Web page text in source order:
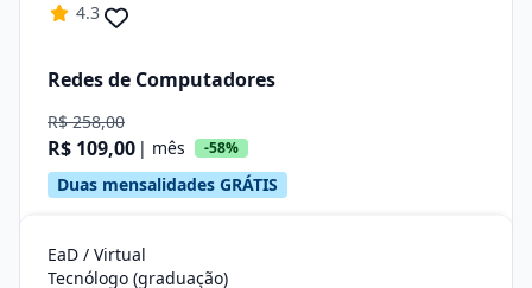
4.3
Redes de Computadores
R$ 258,00
R$ 109,00 | mês -58%
Duas mensalidades GRÁTIS
EaD / Virtual
Tecnólogo (graduação)